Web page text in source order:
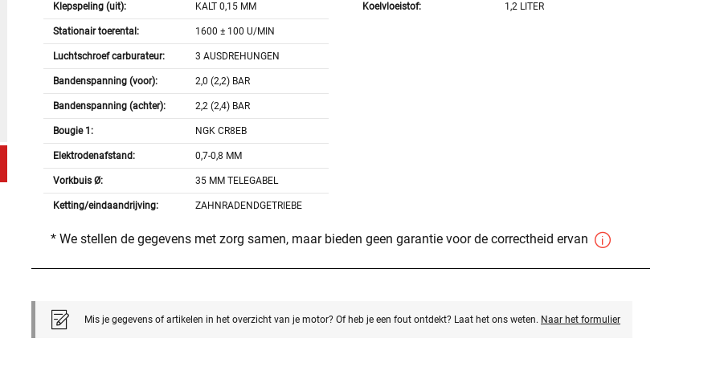
Klepspeling (uit): KALT 0,15 MM
Stationair toerental: 1600 ± 100 U/MIN
Luchtschroef carburateur: 3 AUSDREHUNGEN
Bandenspanning (voor): 2,0 (2,2) BAR
Bandenspanning (achter): 2,2 (2,4) BAR
Bougie 1: NGK CR8EB
Elektrodenafstand: 0,7-0,8 MM
Vorkbuis Ø: 35 MM TELEGABEL
Ketting/eindaandrijving: ZAHNRADENDGETRIEBE
Koelvloeistof: 1,2 LITER
* We stellen de gegevens met zorg samen, maar bieden geen garantie voor de correctheid ervan
Mis je gegevens of artikelen in het overzicht van je motor? Of heb je een fout ontdekt? Laat het ons weten. Naar het formulier